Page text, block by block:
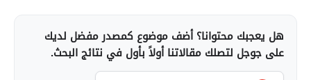
هل يعجبك محتوانا؟ أضف موضوع كمصدر مفضل لديك
على جوجل لتصلك مقالاتنا أولاً بأول في نتائج البحث.